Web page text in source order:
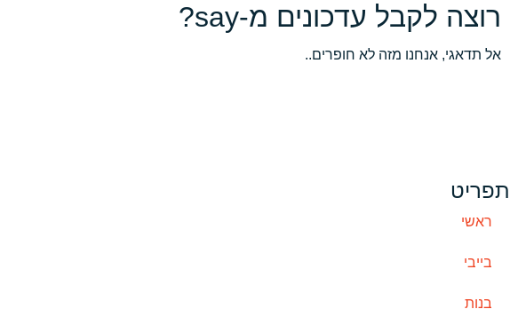
רוצה לקבל עדכונים מ-say?
אל תדאגי, אנחנו מזה לא חופרים..
תפריט
ראשי
בייבי
בנות